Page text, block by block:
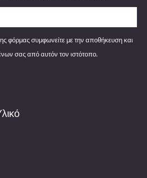
φόρμας συμφωνείτε με την αποθήκευση και
σας από αυτόν τον ιστότοπο.